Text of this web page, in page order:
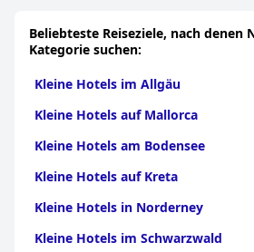
Beliebteste Reiseziele, nach denen
Kategorie suchen:
Kleine Hotels im Allgäu
Kleine Hotels auf Mallorca
Kleine Hotels am Bodensee
Kleine Hotels auf Kreta
Kleine Hotels in Norderney
Kleine Hotels im Schwarzwald